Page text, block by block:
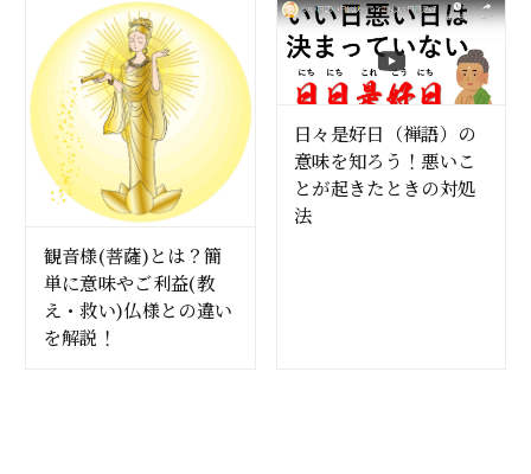
観音様(菩薩)とは？簡
単に意味やご利益(教
え・救い)仏様との違い
を解説！
日々是好日（禅語）の
意味を知ろう！悪いこ
とが起きたときの対処
法